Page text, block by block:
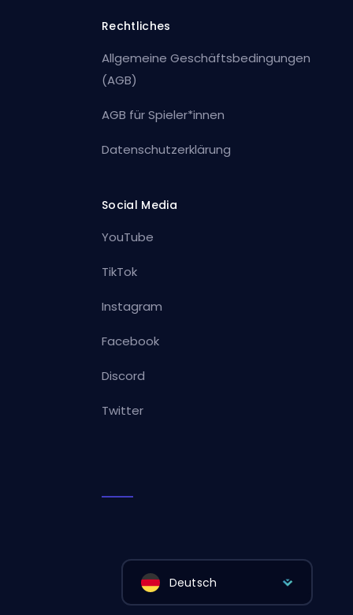
Rechtliches
Allgemeine Geschäftsbedingungen
(AGB)
AGB für Spieler*innen
Datenschutzerklärung
Social Media
YouTube
TikTok
Instagram
Facebook
Discord
Twitter
Deutsch